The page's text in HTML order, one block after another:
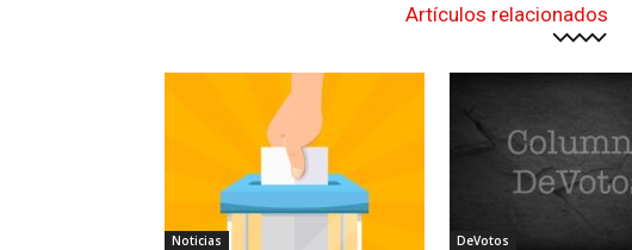
Artículos relacionados
Noticias DeVotos